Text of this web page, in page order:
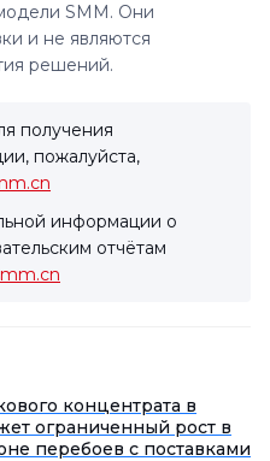
SMM. Они
и не являются
решений.
получения
пожалуйста,
информации о
отчётам
концентрата в
ограниченный рост в
перебоев с поставками